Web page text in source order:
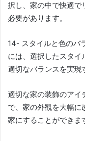
択し、家の中で快適で
必要があります。
14- スタイルと色のバ
には、選択したスタ
適切なバランスを実現
適切な家の装飾のアイ
で、家の外観を大幅に
家にすることができま